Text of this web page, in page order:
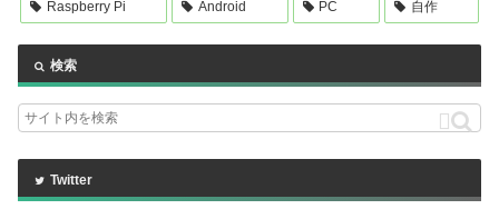
Raspberry Pi Android PC 自作
検索
Twitter